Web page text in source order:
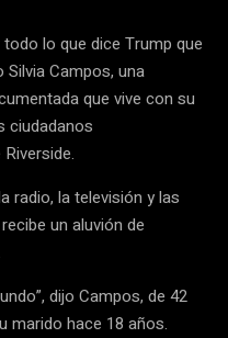
lo que dice Trump que
Silvia Campos, una
que vive con su
ciudadanos
radio, la televisión y las
un aluvión de
dijo Campos, de 42
marido hace 18 años.